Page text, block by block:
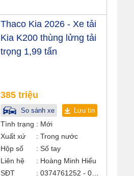
Thaco Kia 2026 - Xe tải
Kia K200 thùng lửng tải
trọng 1,99 tấn
385 triệu
So sánh xe Lưu tin
Tình trạng
Mới
Xuất xứ
Trong nước
Hộp số
Số tay
Liên hệ
Hoàng Minh Hiếu
SĐT
0374761252 - 0938907905